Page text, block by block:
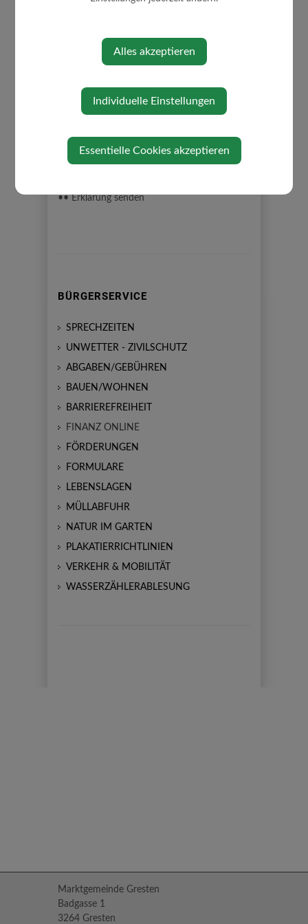
•• Aufruf Werbungskosten Ausfüllen:
•• Aufruf Datenkorb
angezeigt. Änderungen sind bis zum Senden
der Erklärung jederzeit möglich.
werden.
- Richtigkeit und Vollständigkeit der
•• Erklärung senden
BÜRGERSERVICE
SPRECHZEITEN
UNWETTER - ZIVILSCHUTZ
ABGABEN/GEBÜHREN
BAUEN/WOHNEN
BARRIEREFREIHEIT
FINANZ ONLINE
FÖRDERUNGEN
FORMULARE
LEBENSLAGEN
MÜLLABFUHR
NATUR IM GARTEN
PLAKATIERRICHTLINIEN
VERKEHR & MOBILITÄT
WASSERZÄHLERABLESUNG
Marktgemeinde Gresten
Badgasse 1
3264 Gresten
Alles akzeptieren
Individuelle Einstellungen
Essentielle Cookies akzeptieren